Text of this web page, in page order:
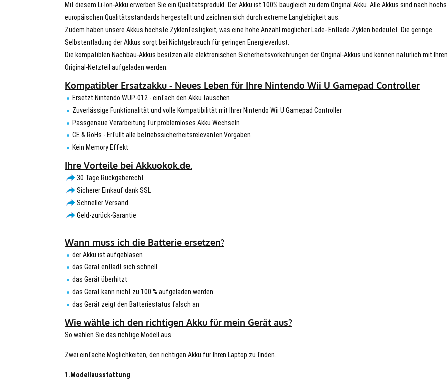
Mit diesem Li-Ion-Akku erwerben Sie ein Qualitätsprodukt. Der Akku ist 100% baugleich zu dem Original Akku. Alle Akkus sind nach
europäischen Qualitätsstandards hergestellt und zeichnen sich durch extreme Langlebigkeit aus.
Zudem haben unsere Akkus höchste Zyklenfestigkeit, was eine hohe Anzahl möglicher Lade- Entlade-Zyklen bedeutet. Die geringe
Selbstentladung der Akkus sorgt bei Nichtgebrauch für geringen Energieverlust.
Die kompatiblen Nachbau-Akkus besitzen alle elektronischen Sicherheitsvorkehrungen der Original-Akkus und können natürlich mit
Original-Netzteil aufgeladen werden.
Kompatibler Ersatzakku - Neues Leben für Ihre Nintendo Wii U Gamepad Controller
Ersetzt Nintendo WUP-012 - einfach den Akku tauschen
Zuverlässige Funktionalität und volle Kompatibilität mit Ihrer Nintendo Wii U Gamepad Controller
Passgenaue Verarbeitung für problemloses Akku Wechseln
CE & RoHs - Erfüllt alle betriebssicherheitsrelevanten Vorgaben
Kein Memory Effekt
Ihre Vorteile bei Akkuokok.de.
30 Tage Rückgaberecht
Sicherer Einkauf dank SSL
Schneller Versand
Geld-zurück-Garantie
Wann muss ich die Batterie ersetzen?
der Akku ist aufgeblasen
das Gerät entlädt sich schnell
das Gerät überhitzt
das Gerät kann nicht zu 100 % aufgeladen werden
das Gerät zeigt den Batteriestatus falsch an
Wie wähle ich den richtigen Akku für mein Gerät aus?
So wählen Sie das richtige Modell aus.
Zwei einfache Möglichkeiten, den richtigen Akku für Ihren Laptop zu finden.
1.Modellausstattung